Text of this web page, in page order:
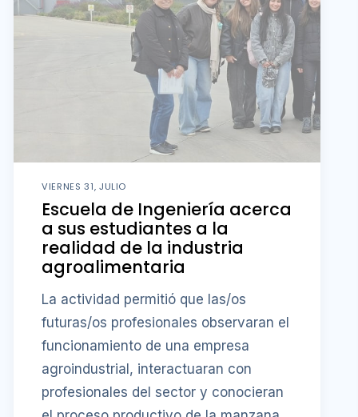
VIERNES 31, JULIO
Escuela de Ingeniería acerca
a sus estudiantes a la
realidad de la industria
agroalimentaria
La actividad permitió que las/os
futuras/os profesionales observaran el
funcionamiento de una empresa
agroindustrial, interactuaran con
profesionales del sector y conocieran